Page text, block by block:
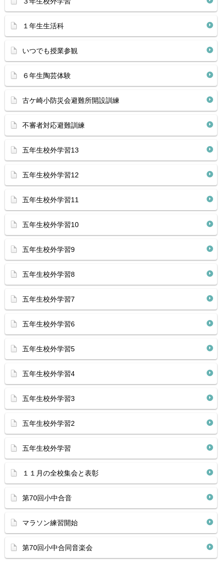
１年生生活科
いつでも授業参観
６年生陶芸体験
古ケ崎小防災会避難所開設訓練
不審者対応避難訓練
五年生校外学習13
五年生校外学習12
五年生校外学習11
五年生校外学習10
五年生校外学習9
五年生校外学習8
五年生校外学習7
五年生校外学習6
五年生校外学習5
五年生校外学習4
五年生校外学習3
五年生校外学習2
五年生校外学習
１１月の全校集会と表彰
第70回小中合音
マラソン練習開始
第70回小中合同音楽会